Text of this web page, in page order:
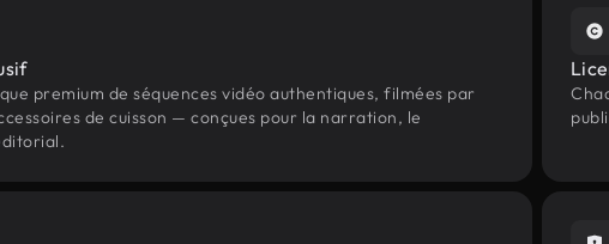
premium de séquences vidéo authentiques, filmées par
de cuisson — conçues pour la narration, le